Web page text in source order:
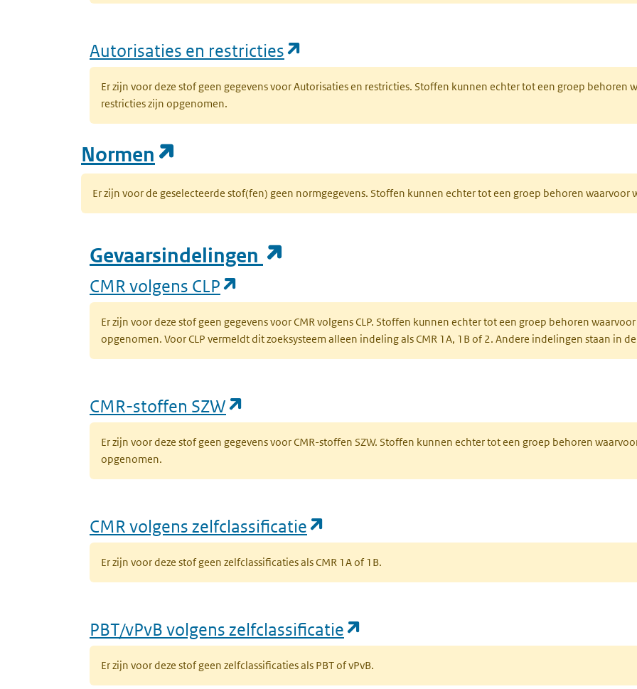
Autorisaties en restricties
Er zijn voor deze stof geen gegevens voor Autorisaties en restricties. Stoffen kunnen echter tot een groep behoren
restricties zijn opgenomen.
Normen
Er zijn voor de geselecteerde stof(fen) geen normgegevens. Stoffen kunnen echter tot een groep behoren waarvoor
Gevaarsindelingen
CMR volgens CLP
Er zijn voor deze stof geen gegevens voor CMR volgens CLP. Stoffen kunnen echter tot een groep behoren
opgenomen. Voor CLP vermeldt dit zoeksysteem alleen indeling als CMR 1A, 1B of 2. Andere indelingen staan in
CMR-stoffen SZW
Er zijn voor deze stof geen gegevens voor CMR-stoffen SZW. Stoffen kunnen echter tot een groep behoren
opgenomen.
CMR volgens zelfclassificatie
Er zijn voor deze stof geen zelfclassificaties als CMR 1A of 1B.
PBT/vPvB volgens zelfclassificatie
Er zijn voor deze stof geen zelfclassificaties als PBT of vPvB.